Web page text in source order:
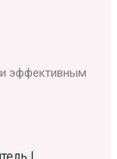
эффективным
|